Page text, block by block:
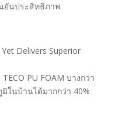
ยันประสิทธิภาพ
PU FOAM บางกว่า
ในบ้านได้มากกว่า 40%